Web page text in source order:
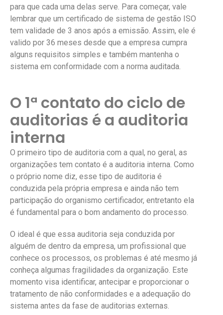
para que cada uma delas serve. Para começar, vale
lembrar que um certificado de sistema de gestão ISO
tem validade de 3 anos após a emissão. Assim, ele é
valido por 36 meses desde que a empresa cumpra
alguns requisitos simples e também mantenha o
sistema em conformidade com a norma auditada.
O 1ª contato do ciclo de
auditorias é a auditoria
interna
O primeiro tipo de auditoria com a qual, no geral, as
organizações tem contato é a auditoria interna. Como
o próprio nome diz, esse tipo de auditoria é
conduzida pela própria empresa e ainda não tem
participação do organismo certificador, entretanto ela
é fundamental para o bom andamento do processo.
O ideal é que essa auditoria seja conduzida por
alguém de dentro da empresa, um profissional que
conhece os processos, os problemas é até mesmo já
conheça algumas fragilidades da organização. Este
momento visa identificar, antecipar e proporcionar o
tratamento de não conformidades e a adequação do
sistema antes da fase de auditorias externas.